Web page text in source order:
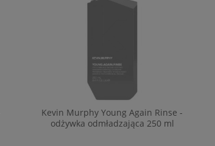
Kevin Murphy Young Again Rinse -
odżywka odmładzająca 250 ml